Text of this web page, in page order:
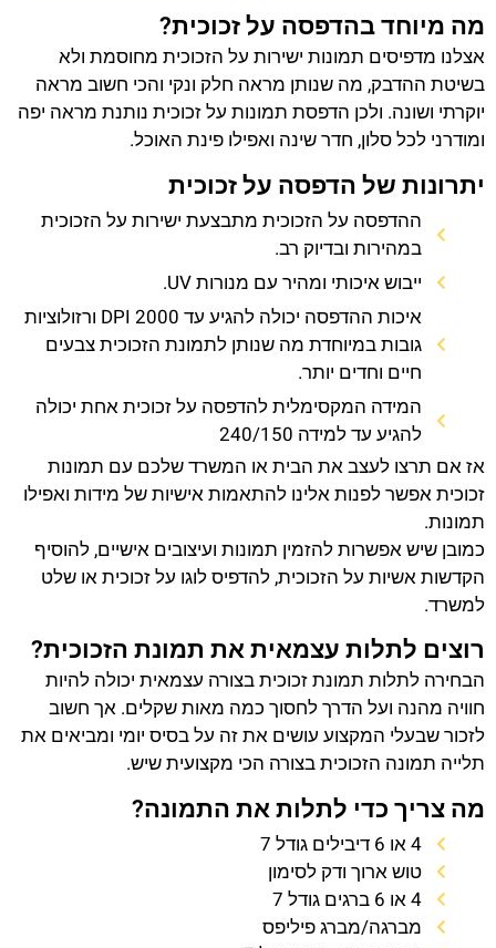
מה מיוחד בהדפסה על זכוכית?
אצלנו מדפיסים תמונות ישירות על הזכוכית מחוסמת ולא
בשיטת ההדבק, מה שנותן מראה חלק ונקי והכי חשוב מראה
יוקרתי ושונה. ולכן הדפסת תמונות על זכוכית נותנת מראה יפה
ומודרני לכל סלון, חדר שינה ואפילו פינת האוכל.
יתרונות של הדפסה על זכוכית
ההדפסה על הזכוכית מתבצעת ישירות על הזכוכית
במהירות ובדיוק רב.
ייבוש איכותי ומהיר עם מנורות UV.
איכות ההדפסה יכולה להגיע עד 2000 DPI ורזולוציות
גובות במיוחדת מה שנותן לתמונת הזכוכית צבעים
חיים וחדים יותר.
המידה המקסימלית להדפסה על זכוכית אחת יכולה
להגיע עד למידה 240/150
אז אם תרצו לעצב את הבית או המשרד שלכם עם תמונות
זכוכית אפשר לפנות אלינו להתאמות אישיות של מידות ואפילו
תמונות.
כמובן שיש אפשרות להזמין תמונות ועיצובים אישיים, להוסיף
הקדשות אשיות על הזכוכית, להדפיס לוגו על זכוכית או שלט
למשרד.
רוצים לתלות עצמאית את תמונת הזכוכית?
הבחירה לתלות תמונת זכוכית בצורה עצמאית יכולה להיות
חוויה מהנה ועל הדרך לחסוך כמה מאות שקלים. אך חשוב
לזכור שבעלי המקצוע עושים את זה על בסיס יומי ומביאים את
תלייה תמונה הזכוכית בצורה הכי מקצועית שיש.
מה צריך כדי לתלות את התמונה?
4 או 6 דיבילים גודל 7
טוש ארוך ודק לסימון
4 או 6 ברגים גודל 7
מברגה/מברג פיליפס